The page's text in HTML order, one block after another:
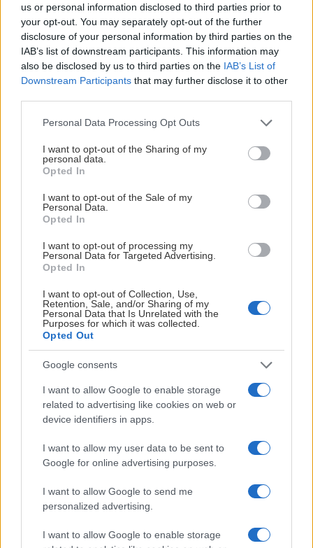
us or personal information disclosed to third parties prior to
your opt-out. You may separately opt-out of the further
disclosure of your personal information by third parties on the
IAB’s list of downstream participants. This information may
also be disclosed by us to third parties on the IAB’s List of
Downstream Participants that may further disclose it to other
Please note that this website/app uses one or more Google
not limited to your visit or usage behaviour. You may click to
grant or deny consent to Google and its third-party tags to
use your data for below specified purposes in below Google
consent section.
Personal Data Processing Opt Outs
I want to opt-out of the Sharing of my
personal data.
Opted In
I want to opt-out of the Sale of my
Personal Data.
Opted In
I want to opt-out of processing my
Personal Data for Targeted Advertising.
Opted In
I want to opt-out of Collection, Use,
Retention, Sale, and/or Sharing of my
Personal Data that Is Unrelated with the
Purposes for which it was collected.
Opted Out
Google consents
I want to allow Google to enable storage
related to advertising like cookies on web or
device identifiers in apps.
I want to allow my user data to be sent to
Google for online advertising purposes.
I want to allow Google to send me
personalized advertising.
I want to allow Google to enable storage
Timrå IK kan med stor glädje välkomna Nordic
Wellness som ny Huvudpartner till föreningen.
Parterna har tecknat ett treårigt samarbetsavtal
som sträcker sig över de kommande tre säsongerna
Partnerskapet är betydligt mer än en traditionell sponsring.
Förutom en stark exponering på herrlagets matchtröjor
innebär samarbetet också att Timrå IK representationslag
får tillgång till Nordic Wellness träningsanläggningar över
kvalitativ träningsmiljö, både i vardagen och under resor,
samtidigt som det skapar bästa möjliga förutsättningar för
Nordic Wellness är en av Sveriges största friskvårdskedjor
med över 440 klubbar och närmare 600 000 medlemmar.
Med fokus på rörelseglädje, hälsa och gemenskap arbetar
företaget för att göra träning tillgänglig för människor i
hela landet. Det är värderingar som ligger nära Timrå IK
syn på utveckling – både för elitidrottare och människor i
vardagen.
Vi är väldigt glada över att välkomna Nordic Wellness till
Timrå IK-familjen. Att de väljer att gå in som Huvudpartner
verksamhet och den riktning vi är på väg. Det här är ett
delar synen på vikten av hälsa, utveckling och